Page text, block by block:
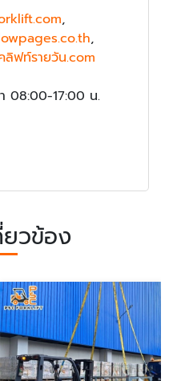
,
,
ลิฟท์รายวัน.com
08:00-17:00 น.
วข้อง